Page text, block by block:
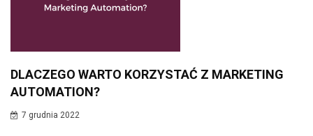
DLACZEGO WARTO KORZYSTAĆ Z MARKETING
AUTOMATION?
7 grudnia 2022